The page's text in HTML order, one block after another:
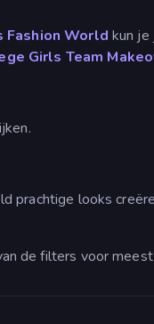
Fashion World kun
Girls Team
prachtige looks
de filters voor